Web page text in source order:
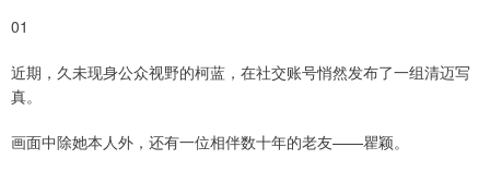
01
近期，久未现身公众视野的柯蓝，在社交账号悄然发布了一组清迈写
真。
画面中除她本人外，还有一位相伴数十年的老友——瞿颖。